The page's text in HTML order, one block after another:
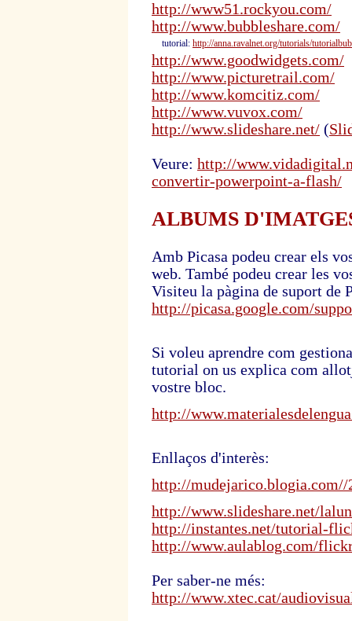
http://www51.rockyou.com/
http://www.bubbleshare.com/
tutorial: http://anna.ravalnet.org/tutorials/
http://www.goodwidgets.com/
http://www.picturetrail.com/
http://www.komcitiz.com/
http://www.vuvox.com/
http://www.slideshare.net/ (
Veure: http://
convertir-powerpoint-a-flash/
ALBUMS
Amb Picasa podeu crear els
web. També podeu crear les
Visiteu la pàgina de suport de
http://picasa.google.com/
Si voleu aprendre com
tutorial on us explica com
vostre bloc.
http://
Enllaços d'interès:
http://
http://www.slideshare.net/
http://instantes.net/tutorial-
http://www.aulablog.com/
Per saber-ne més:
http://www.xtec.cat/